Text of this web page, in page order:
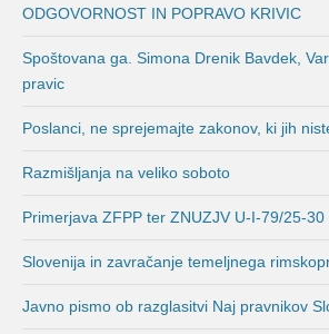
ODGOVORNOST IN POPRAVO KRIVIC
Spoštovana ga. Simona Drenik Bavdek,
pravic
Poslanci, ne sprejemajte zakonov, ki jih
Razmišljanja na veliko soboto
Primerjava ZFPP ter ZNUZJV U-I-79/25-30
Slovenija in zavračanje temeljnega
Javno pismo ob razglasitvi Naj pravnikov